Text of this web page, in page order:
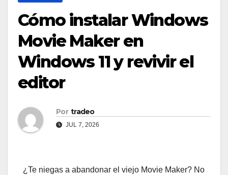
Cómo instalar Windows
Movie Maker en
Windows 11 y revivir el
editor
Por tradeo
JUL 7, 2026
¿Te niegas a abandonar el viejo Movie Maker? No